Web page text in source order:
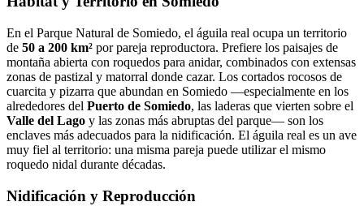
En el Parque Natural de Somiedo, el águila real ocupa un territorio
de 50 a 200 km² por pareja reproductora. Prefiere los paisajes de
montaña abierta con roquedos para anidar, combinados con extensas
zonas de pastizal y matorral donde cazar. Los cortados rocosos de
cuarcita y pizarra que abundan en Somiedo —especialmente en los
alrededores del Puerto de Somiedo, las laderas que vierten sobre el
Valle del Lago y las zonas más abruptas del parque— son los
enclaves más adecuados para la nidificación. El águila real es un ave
muy fiel al territorio: una misma pareja puede utilizar el mismo
roquedo nidal durante décadas.
Nidificación y Reproducción